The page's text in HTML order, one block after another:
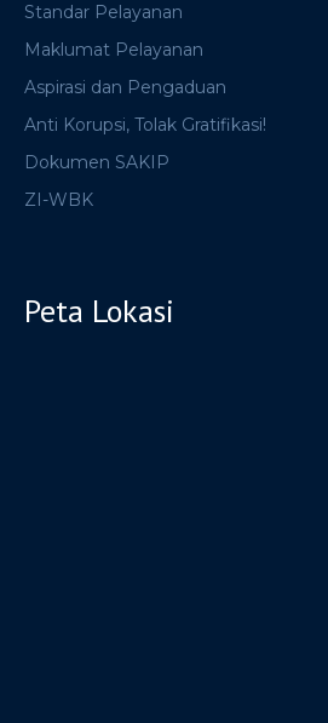
Standar Pelayanan
Maklumat Pelayanan
Aspirasi dan Pengaduan
Anti Korupsi, Tolak Gratifikasi!
Dokumen SAKIP
ZI-WBK
Peta Lokasi